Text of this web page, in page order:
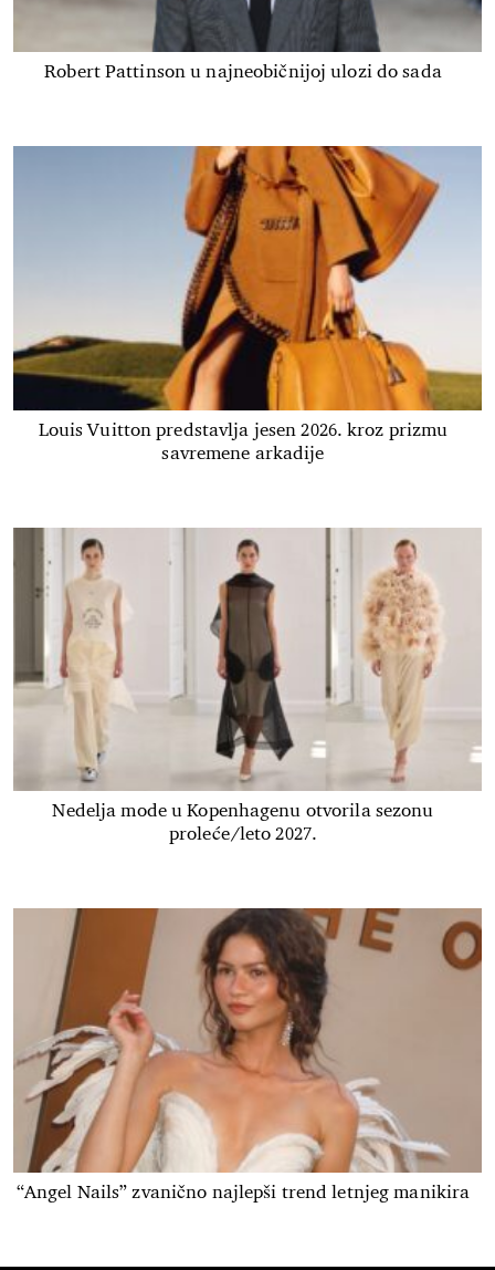
Robert Pattinson u najneobičnijoj ulozi do sada
Louis Vuitton predstavlja jesen 2026. kroz prizmu
savremene arkadije
Nedelja mode u Kopenhagenu otvorila sezonu
proleće/leto 2027.
“Angel Nails” zvanično najlepši trend letnjeg manikira